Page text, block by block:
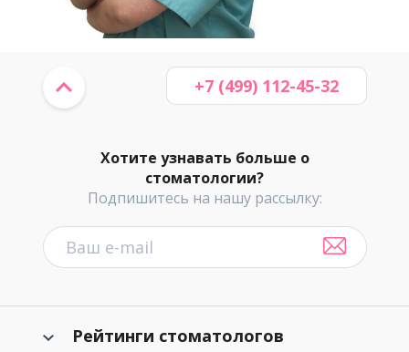
Хотите узнавать больше о
стоматологии?
Подпишитесь на нашу рассылку:
+7 (499) 112-45-32
Рейтинги стоматологов